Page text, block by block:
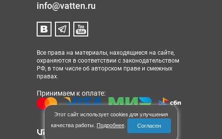
info@vatten.ru
Все права на материалы, находящиеся на сайте,
охраняются в соответствии с законодательством
РФ, в том числе об авторском праве и смежных
правах.
Принимаем к оплате:
Этот сайт использует cookies для улучшения
качества работы. Подробнее. Согласен